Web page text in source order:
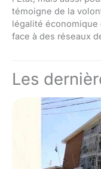
témoigne de la
légalité économique
face à des réseaux
Les